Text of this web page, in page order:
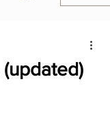
(updated)